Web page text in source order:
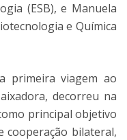
(ESB), e Manuela
e Química
primeira viagem ao
decorreu na
principal objetivo
cooperação bilateral,